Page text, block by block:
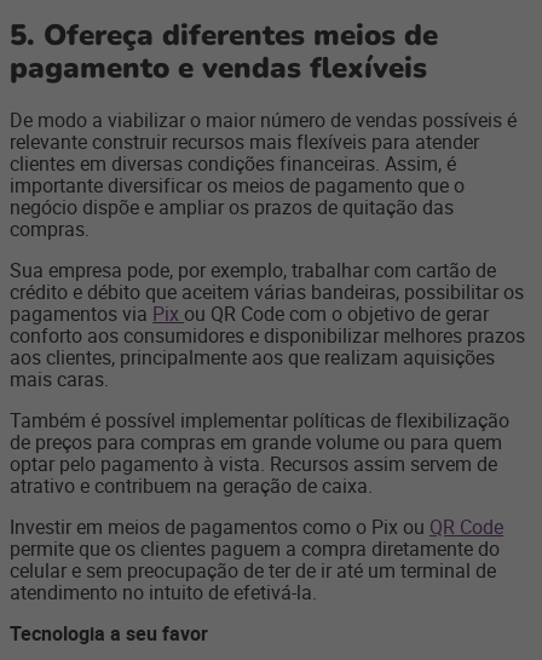
5. Ofereça diferentes meios de
pagamento e vendas flexíveis
De modo a viabilizar o maior número de vendas possíveis é
relevante construir recursos mais flexíveis para atender
clientes em diversas condições financeiras. Assim, é
importante diversificar os meios de pagamento que o
negócio dispõe e ampliar os prazos de quitação das
compras.
Sua empresa pode, por exemplo, trabalhar com cartão de
crédito e débito que aceitem várias bandeiras, possibilitar os
pagamentos via Pix ou QR Code com o objetivo de gerar
conforto aos consumidores e disponibilizar melhores prazos
aos clientes, principalmente aos que realizam aquisições
mais caras.
Também é possível implementar políticas de flexibilização
de preços para compras em grande volume ou para quem
optar pelo pagamento à vista. Recursos assim servem de
atrativo e contribuem na geração de caixa.
Investir em meios de pagamentos como o Pix ou QR Code
permite que os clientes paguem a compra diretamente do
celular e sem preocupação de ter de ir até um terminal de
atendimento no intuito de efetivá-la.
Tecnologia a seu favor